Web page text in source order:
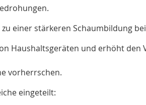
einer stärkeren Schaumbildung
Haushaltsgeräten und erhöht den
vorherrschen.
eingeteilt: